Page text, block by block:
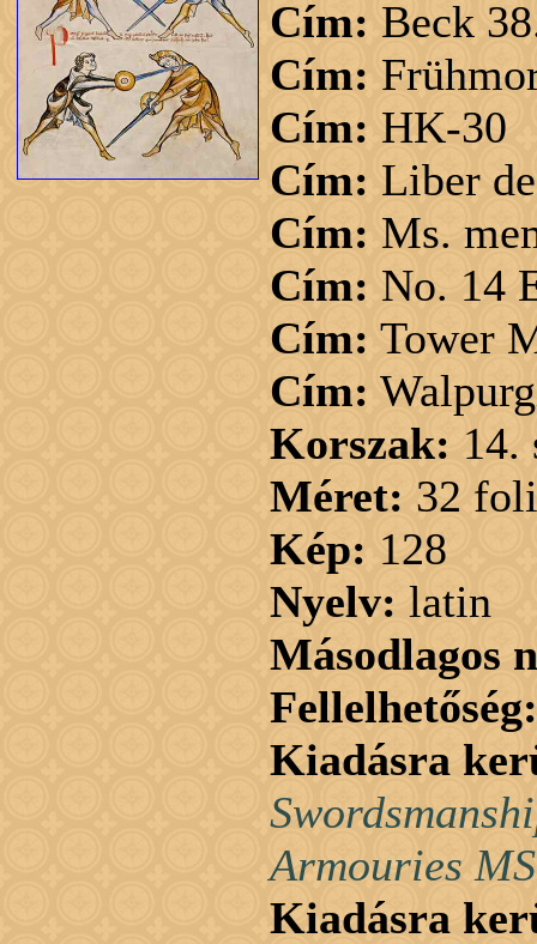
Cím: Beck
Cím:
Cím: HK-30
Cím: Liber
Cím: Ms.
Cím: No. 14
Cím: Tower
Cím:
Korszak: 14.
Méret: 32
Kép: 128
Nyelv: latin
Másodlagos
Fellelhetőség:
Kiadásra
Armouries
Kiadásra